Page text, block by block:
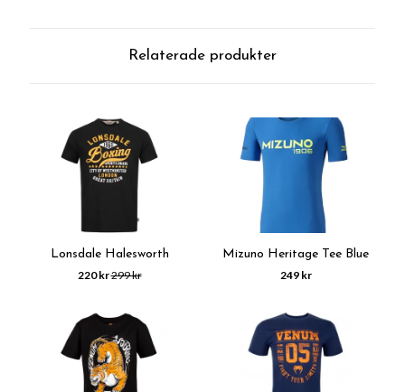
Relaterade produkter
Lonsdale Halesworth
220 kr299 kr
Mizuno Heritage Tee Blue
249 kr